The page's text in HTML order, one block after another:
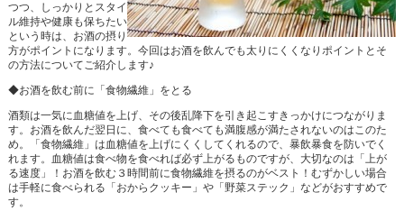
つつ、しっかりとスタイ
ル維持や健康も保ちたい
という時は、お酒の摂り
方がポイントになります。今回はお酒を飲んでも太りにくくなりポイントとそ
の方法についてご紹介します♪
◆お酒を飲む前に「食物繊維」をとる
酒類は一気に血糖値を上げ、その後乱降下を引き起こすきっかけにつながりま
す。お酒を飲んだ翌日に、食べても食べても満腹感が満たされないのはこのた
め。「食物繊維」は血糖値を上げにくくしてくれるので、暴飲暴食を防いでく
れます。血糖値は食べ物を食べれば必ず上がるものですが、大切なのは「上が
る速度」！お酒を飲む３時間前に食物繊維を摂るのがベスト！むずかしい場合
は手軽に食べられる「おからクッキー」や「野菜ステック」などがおすすめで
す。